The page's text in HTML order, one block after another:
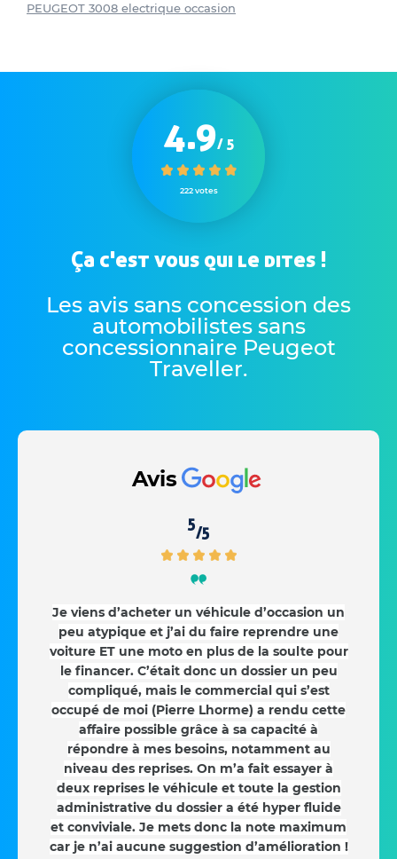
PEUGEOT 3008 electrique occasion
4.9/ 5
222 votes
Ça c'est vous qui le dites !
Les avis sans concession des
automobilistes sans
concessionnaire Peugeot
Traveller.
Avis
5/5
Je viens d’acheter un véhicule d’occasion un
peu atypique et j’ai du faire reprendre une
voiture ET une moto en plus de la soulte pour
le financer. C’était donc un dossier un peu
compliqué, mais le commercial qui s’est
occupé de moi (Pierre Lhorme) a rendu cette
affaire possible grâce à sa capacité à
répondre à mes besoins, notamment au
niveau des reprises. On m’a fait essayer à
deux reprises le véhicule et toute la gestion
administrative du dossier a été hyper fluide
et conviviale. Je mets donc la note maximum
car je n’ai aucune suggestion d’amélioration !